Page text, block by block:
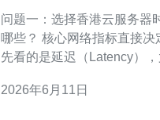
问题一：选择香港云服务器
哪些？ 核心网络指标直接
先看的是延迟（Latency）
抖动（Jitter）以及运营商互
2026年6月11日